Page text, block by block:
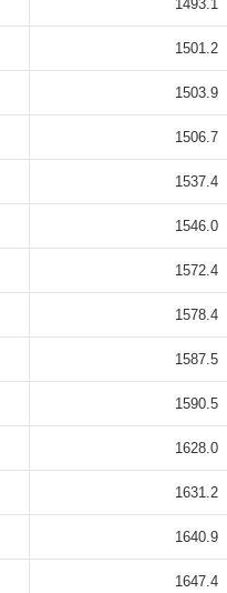
1493.1
1501.2
1503.9
1506.7
1537.4
1546.0
1572.4
1578.4
1587.5
1590.5
1628.0
1631.2
1640.9
1647.4